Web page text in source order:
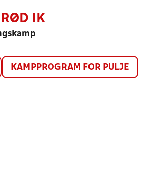
IK
KAMPPROGRAM FOR PULJE